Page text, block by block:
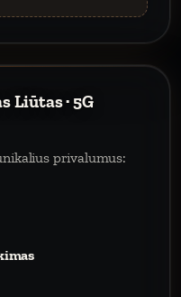
Liūtas · 5G
privalumus: